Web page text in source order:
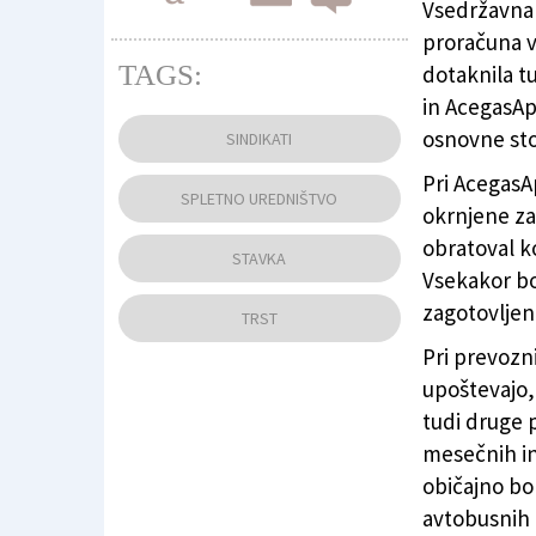
Sindikat CGIL je za jutri oklical vsedržavno
proračuna
dotaknila
in
osnovne
Pri
okrnjene
obratoval
Vsekakor
Pri
tudi druge
mesečnih
običajno
avtobusnih
TAGS:
SINDIKATI
SPLETNO UREDNIŠTVO
STAVKA
TRST